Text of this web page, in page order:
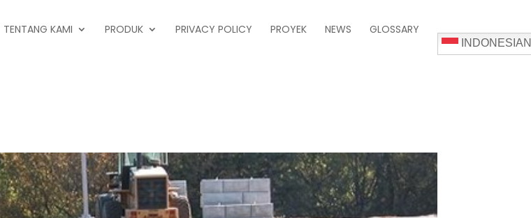
TENTANG KAMI PRODUK PRIVACY POLICY PROYEK NEWS GLOSSARY
INDONESIAN